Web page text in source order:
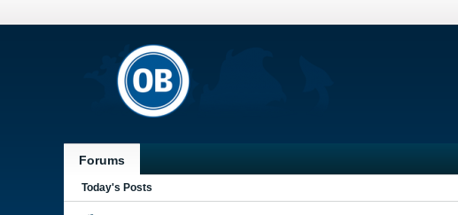
Forums
Today's Posts